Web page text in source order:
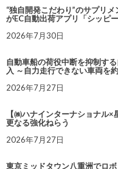
“独自開発こだわり”のサプリ
がEC自動出荷アプリ「シッピ
2026年7月30日
自動車船の荷役中断を抑制す
入 ～自力走行できない車両を
2026年7月27日
【㈱ハナインターナショナル
更なる強化ねらう
2026年7月27日
東京ミッドタウン八重洲でロ